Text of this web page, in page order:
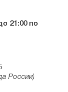
21:00 по
России)